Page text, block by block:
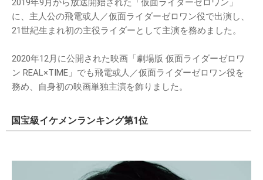
2019年9月から放送開始された「仮面ライダーゼロワン」
に、主人公の飛電或人／仮面ライダーゼロワン役で出演し、
21世紀生まれ初の主役ライダーとして主演を務めました。
2020年12月に公開された映画「劇場版 仮面ライダーゼロワ
ン REAL×TIME」でも飛電或人／仮面ライダーゼロワン役を
務め、自身初の映画単独主演を飾りました。
国宝級イケメンランキング第1位